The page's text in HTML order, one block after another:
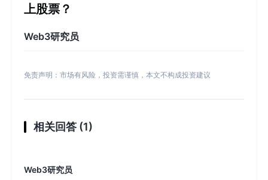
上股票？
Web3研究员
免责声明：市场有风险，投资需谨慎，本文不构成投资建议
相关回答 (1)
Web3研究员